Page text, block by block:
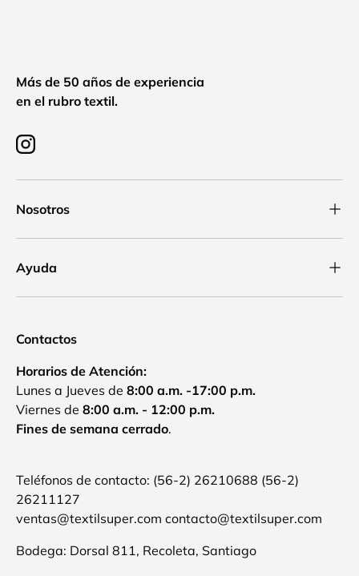
Más de 50 años de experiencia
en el rubro textil.
Instagram
Nosotros
Ayuda
Contactos
Horarios de Atención:
Lunes a Jueves de 8:00 a.m. -17:00 p.m.
Viernes de 8:00 a.m. - 12:00 p.m.
Fines de semana cerrado.
Teléfonos de contacto: (56-2) 26210688 (56-2)
26211127
ventas@textilsuper.com contacto@textilsuper.com
Bodega: Dorsal 811, Recoleta, Santiago